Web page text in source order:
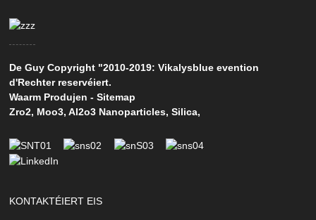
De Guy Copyright "2010-2019: Vikalysblue evention
d'Rechter reservéiert.
Waarm Produjen -Sitemap
Zro2, Moo3,Al2o3 Nanoparticles,Silica,
KONTAKTÉIERT EIS